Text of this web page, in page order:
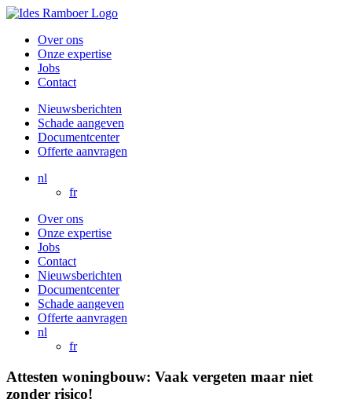
Skip
contentOver ons
Onze expertise
Jobs
Contact
Nieuwsberichten
Schade aangeven
Documentcenter
Offerte aanvragen
nl
fr
Over ons
Onze expertise
Jobs
Contact
Nieuwsberichten
Documentcenter
Schade aangeven
Offerte aanvragen
nl
fr
Attesten woningbouw: Vaak vergeten maar niet
zonder risico!